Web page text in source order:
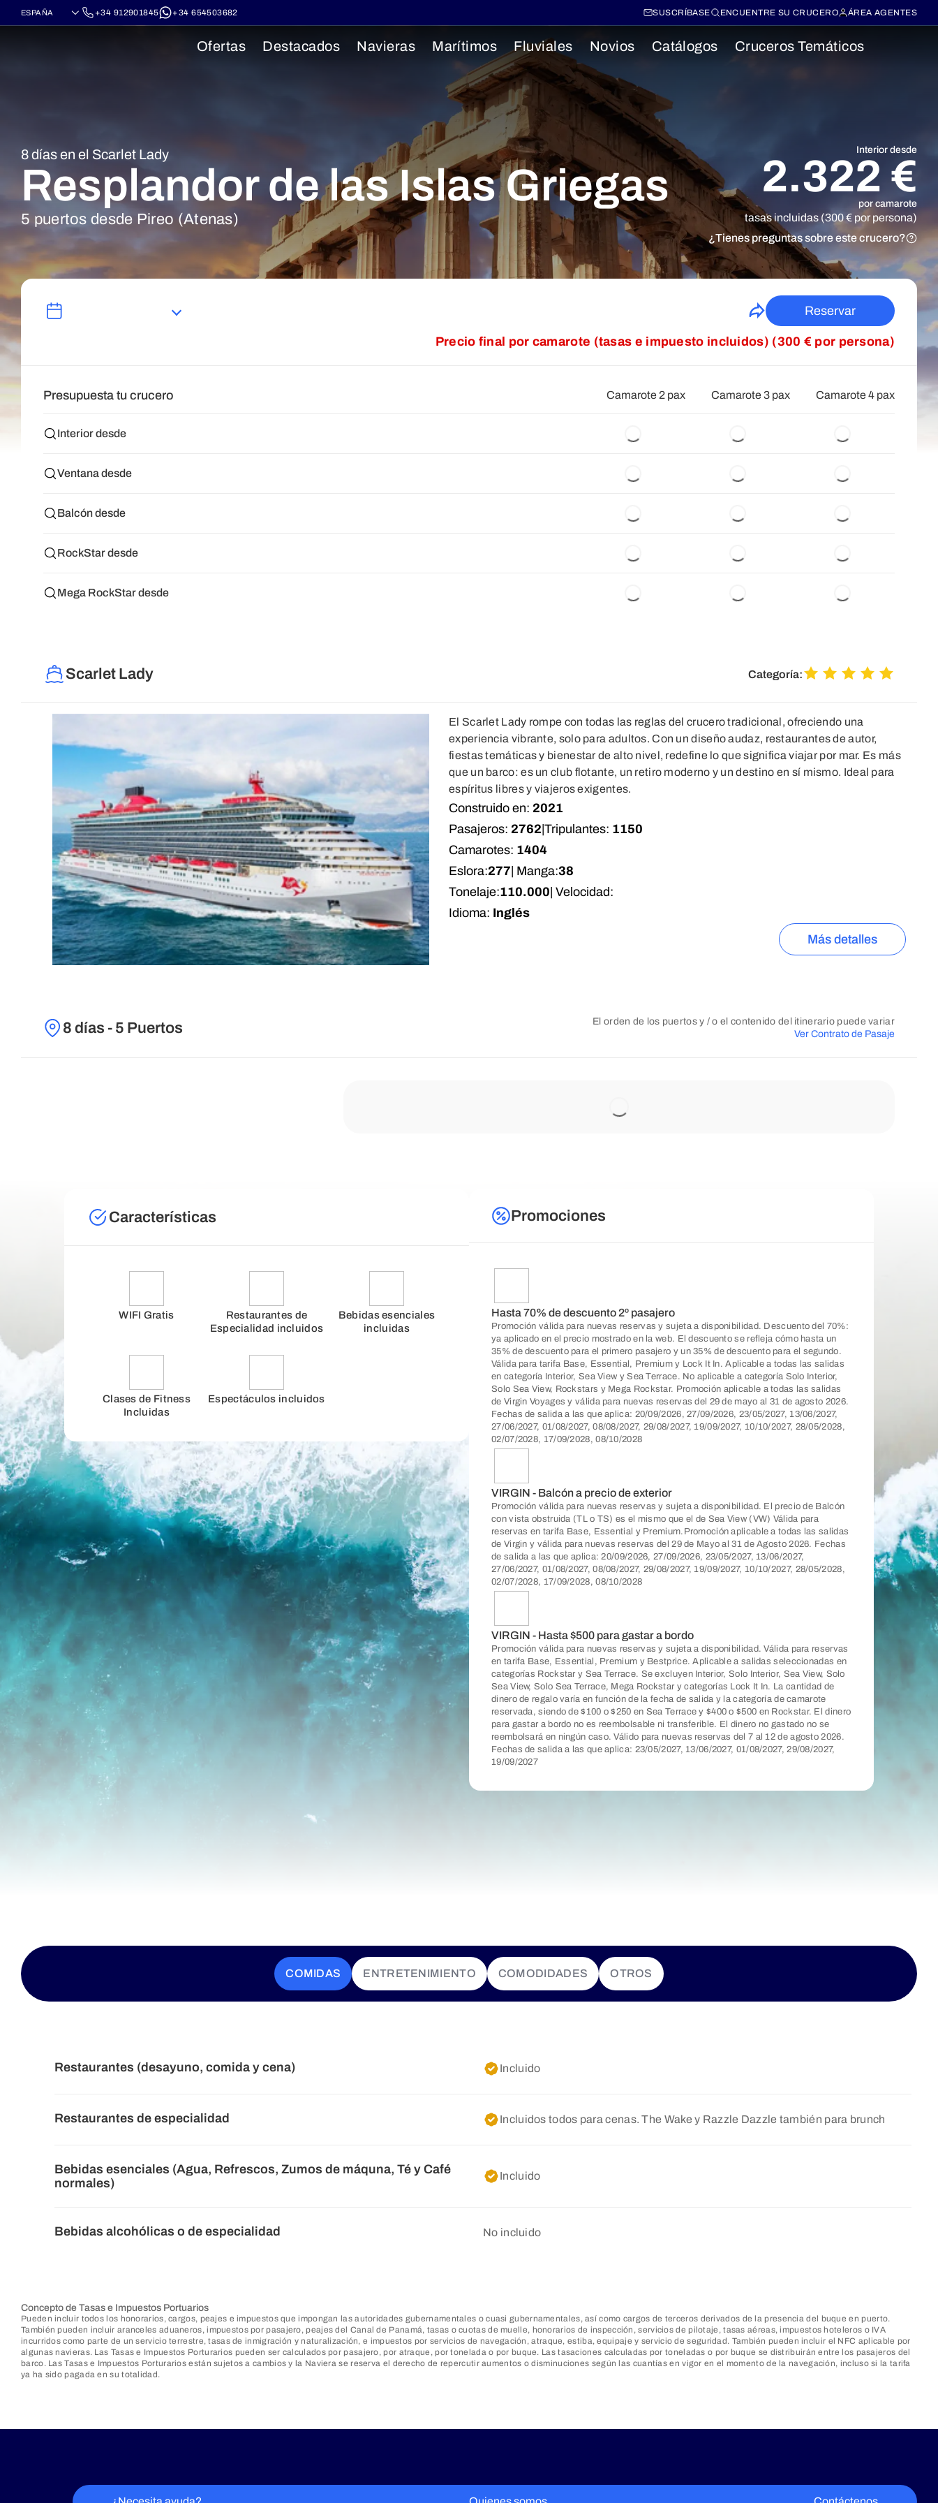
+34 912901845 +34 654503682 SUSCRÍBASE ENCUENTRE SU CRUCERO ÁREA AGENTES
Ofertas Destacados Navieras Marítimos Fluviales Novios Catálogos Cruceros Temáticos
8 días en el Scarlet Lady
Resplandor de las Islas Griegas
5 puertos desde Pireo (Atenas)
Interior desde
2.322 €
por camarote
tasas incluidas (300 € por persona)
¿Tienes preguntas sobre este crucero?
Reservar
Precio final por camarote (tasas e impuesto incluidos) (300 € por persona)
Presupuesta tu crucero Camarote 2 pax Camarote 3 pax Camarote 4 pax
Interior desde
Ventana desde
Balcón desde
RockStar desde
Mega RockStar desde
Scarlet Lady Categoría:
El Scarlet Lady rompe con todas las reglas del crucero tradicional, ofreciendo una
experiencia vibrante, solo para adultos. Con un diseño audaz, restaurantes de autor,
fiestas temáticas y bienestar de alto nivel, redefine lo que significa viajar por mar. Es más
que un barco: es un club flotante, un retiro moderno y un destino en sí mismo. Ideal para
espíritus libres y viajeros exigentes.
Construido en: 2021
Pasajeros: 2762 Tripulantes: 1150
Camarotes: 1404
Eslora:277 | Manga:38
Tonelaje:110.000 | Velocidad:
Idioma: Inglés
Más detalles
8 días - 5 Puertos
El orden de los puertos y / o el contenido del itinerario puede variar
Ver Contrato de Pasaje
Características
WIFI Gratis
Restaurantes de
Especialidad incluidos
Bebidas esenciales
incluidas
Clases de Fitness
Incluidas
Espectáculos incluidos
Promociones
Hasta 70% de descuento 2º pasajero
Promoción válida para nuevas reservas y sujeta a disponibilidad. Descuento del 70%:
ya aplicado en el precio mostrado en la web. El descuento se refleja cómo hasta un
35% de descuento para el primero pasajero y un 35% de descuento para el segundo.
Válida para tarifa Base, Essential, Premium y Lock It In. Aplicable a todas las salidas
en categoría Interior, Sea View y Sea Terrace. No aplicable a categoría Solo Interior,
Solo Sea View, Rockstars y Mega Rockstar. Promoción aplicable a todas las salidas
de Virgin Voyages y válida para nuevas reservas del 29 de mayo al 31 de agosto 2026.
Fechas de salida a las que aplica: 20/09/2026, 27/09/2026, 23/05/2027, 13/06/2027,
27/06/2027, 01/08/2027, 08/08/2027, 29/08/2027, 19/09/2027, 10/10/2027, 28/05/2028,
02/07/2028, 17/09/2028, 08/10/2028
VIRGIN - Balcón a precio de exterior
Promoción válida para nuevas reservas y sujeta a disponibilidad. El precio de Balcón
con vista obstruida (TL o TS) es el mismo que el de Sea View (VW) Válida para
reservas en tarifa Base, Essential y Premium.Promoción aplicable a todas las salidas
de Virgin y válida para nuevas reservas del 29 de Mayo al 31 de Agosto 2026. Fechas
de salida a las que aplica: 20/09/2026, 27/09/2026, 23/05/2027, 13/06/2027,
27/06/2027, 01/08/2027, 08/08/2027, 29/08/2027, 19/09/2027, 10/10/2027, 28/05/2028,
02/07/2028, 17/09/2028, 08/10/2028
VIRGIN - Hasta $500 para gastar a bordo
Promoción válida para nuevas reservas y sujeta a disponibilidad. Válida para reservas
en tarifa Base, Essential, Premium y Bestprice. Aplicable a salidas seleccionadas en
categorías Rockstar y Sea Terrace. Se excluyen Interior, Solo Interior, Sea View, Solo
Sea View, Solo Sea Terrace, Mega Rockstar y categorías Lock It In. La cantidad de
dinero de regalo varía en función de la fecha de salida y la categoría de camarote
reservada, siendo de $100 o $250 en Sea Terrace y $400 o $500 en Rockstar. El dinero
para gastar a bordo no es reembolsable ni transferible. El dinero no gastado no se
reembolsará en ningún caso. Válido para nuevas reservas del 7 al 12 de agosto 2026.
Fechas de salida a las que aplica: 23/05/2027, 13/06/2027, 01/08/2027, 29/08/2027,
19/09/2027
COMIDAS ENTRETENIMIENTO COMODIDADES OTROS
Restaurantes (desayuno, comida y cena) Incluido
Restaurantes de especialidad Incluidos todos para cenas. The Wake y Razzle Dazzle también para brunch
Bebidas esenciales (Agua, Refrescos, Zumos de máquna, Té y Café
normales)
Incluido
Bebidas alcohólicas o de especialidad No incluido
Concepto de Tasas e Impuestos Portuarios
Pueden incluir todos los honorarios, cargos, peajes e impuestos que impongan las autoridades gubernamentales o cuasi gubernamentales, así como cargos de terceros derivados de la presencia del buque en puerto.
También pueden incluir aranceles aduaneros, impuestos por pasajero, peajes del Canal de Panamá, tasas o cuotas de muelle, honorarios de inspección, servicios de pilotaje, tasas aéreas, impuestos hoteleros o IVA
incurridos como parte de un servicio terrestre, tasas de inmigración y naturalización, e impuestos por servicios de navegación, atraque, estiba, equipaje y servicio de seguridad. También pueden incluir el NFC aplicable por
algunas navieras. Las Tasas e Impuestos Porturarios pueden ser calculados por pasajero, por atraque, por tonelada o por buque. Las tasaciones calculadas por toneladas o por buque se distribuirán entre los pasajeros del
barco. Las Tasas e Impuestos Porturarios están sujetos a cambios y la Naviera se reserva el derecho de repercutir aumentos o disminuciones según las cuantías en vigor en el momento de la navegación, incluso si la tarifa
ya ha sido pagada en su totalidad.